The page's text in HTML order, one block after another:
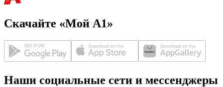
Скачайте «Мой А1»
Наши социальные сети и мессенджеры